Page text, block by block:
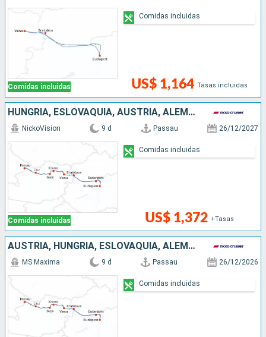
Comidas incluidas US$ 1,164 Tasas incluidas
Comidas incluidas
HUNGRÍA, ESLOVAQUIA, AUSTRIA, ALEMANIA
Comidas incluidas
NickoVision 9 d Passau 26/12/2027
US$ 1,372 +Tasas
Comidas incluidas
AUSTRIA, HUNGRÍA, ESLOVAQUIA, ALEMANIA
MS Maxima 9 d Passau 26/12/2026
Comidas incluidas